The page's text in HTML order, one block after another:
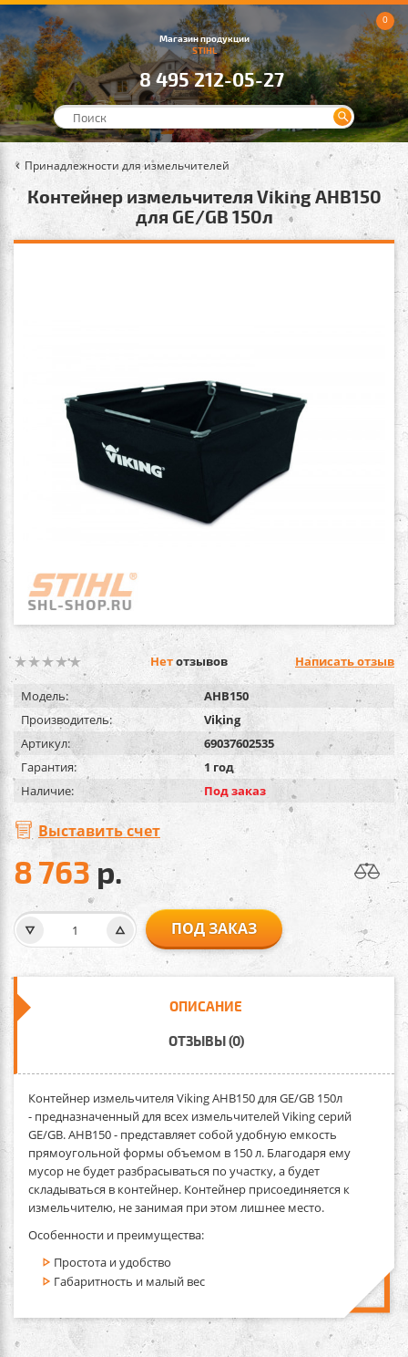
Магазин продукции
STIHL
8 495 212-05-27
0
Принадлежности для измельчителей
Контейнер измельчителя Viking AHB150
для GE/GB 150л
Нетотзывов Написать отзыв
Модель:
AHB150
Производитель:
Viking
Артикул:
69037602535
Гарантия:
1 год
Наличие:
Под заказ
Выставить счет
8 763р.
ПОД ЗАКАЗ
ОПИСАНИЕ
ОТЗЫВЫ (0)
Контейнер измельчителя Viking AHB150 для GE/GB 150л
- предназначенный для всех измельчителей Viking серий
GE/GB. AHB150 - представляет собой удобную емкость
прямоугольной формы объемом в 150 л. Благодаря ему
мусор не будет разбрасываться по участку, а будет
складываться в контейнер. Контейнер присоединяется к
измельчителю, не занимая при этом лишнее место.
Особенности и преимущества:
Простота и удобство
Габаритность и малый вес